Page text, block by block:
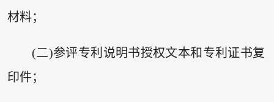
材料；
(二)参评专利说明书授权文本和专利证书复
印件；